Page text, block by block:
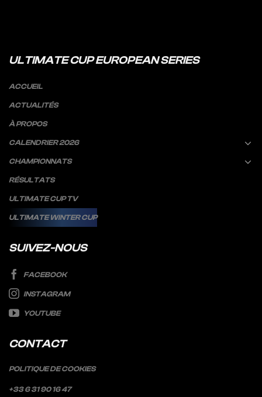
ULTIMATE CUP EUROPEAN SERIES
ACCUEIL
ACTUALITÉS
À PROPOS
CALENDRIER 2026
CHAMPIONNATS
RÉSULTATS
ULTIMATE CUP TV
ULTIMATE WINTER CUP
SUIVEZ-NOUS
FACEBOOK
INSTAGRAM
YOUTUBE
CONTACT
POLITIQUE DE COOKIES
+33 6 31 90 16 47